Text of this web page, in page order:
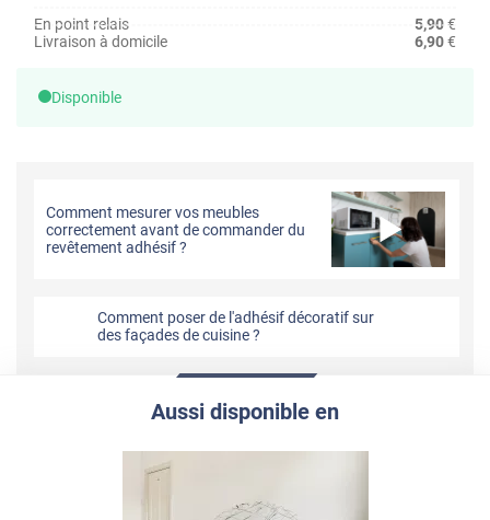
En point relais
5,90€
Livraison à domicile
6,90€
Disponible
Comment mesurer vos meubles
correctement avant de commander du
revêtement adhésif ?
Comment poser de l'adhésif décoratif sur
des façades de cuisine ?
Aussi disponible en